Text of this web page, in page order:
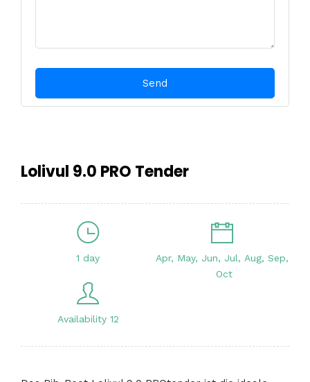
Lolivul 9.0 PRO Tender
1 day
Apr, May, Jun, Jul, Aug, Sep,
Oct
Availability 12